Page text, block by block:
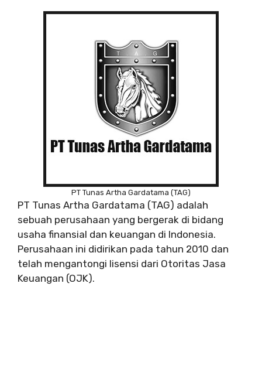
PT Tunas Artha Gardatama (TAG)
PT Tunas Artha Gardatama (TAG) adalah
sebuah perusahaan yang bergerak di bidang
usaha finansial dan keuangan di Indonesia.
Perusahaan ini didirikan pada tahun 2010 dan
telah mengantongi lisensi dari Otoritas Jasa
Keuangan (OJK).